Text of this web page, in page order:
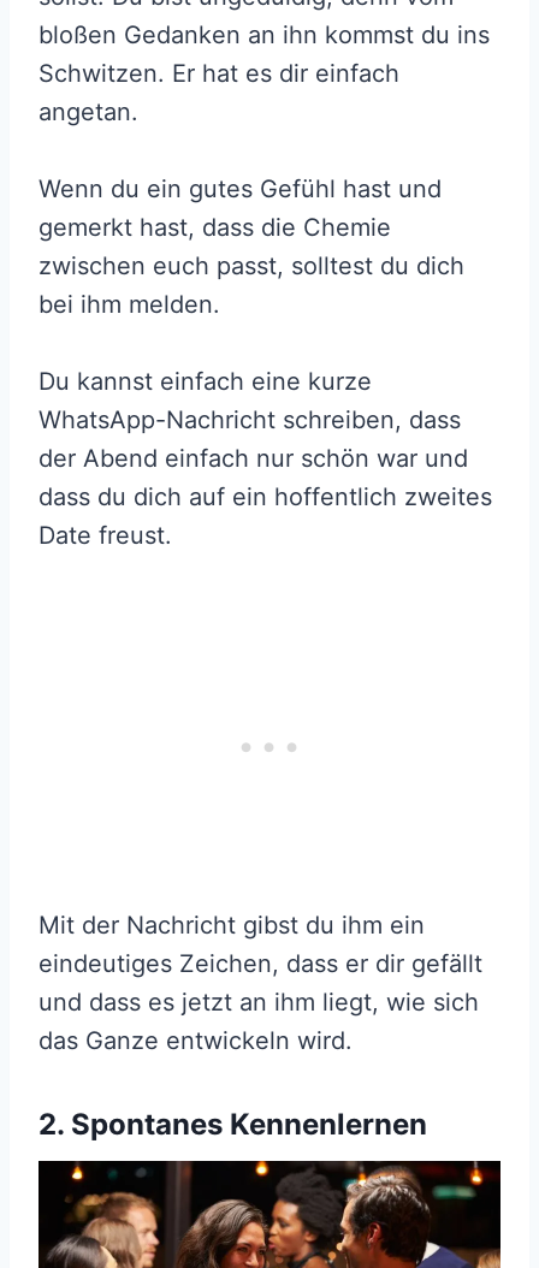
bloßen Gedanken an ihn kommst du ins
Schwitzen. Er hat es dir einfach
angetan.
Wenn du ein gutes Gefühl hast und
gemerkt hast, dass die Chemie
zwischen euch passt, solltest du dich
bei ihm melden.
Du kannst einfach eine kurze
WhatsApp-Nachricht schreiben, dass
der Abend einfach nur schön war und
dass du dich auf ein hoffentlich zweites
Date freust.
Mit der Nachricht gibst du ihm ein
eindeutiges Zeichen, dass er dir gefällt
und dass es jetzt an ihm liegt, wie sich
das Ganze entwickeln wird.
2. Spontanes Kennenlernen